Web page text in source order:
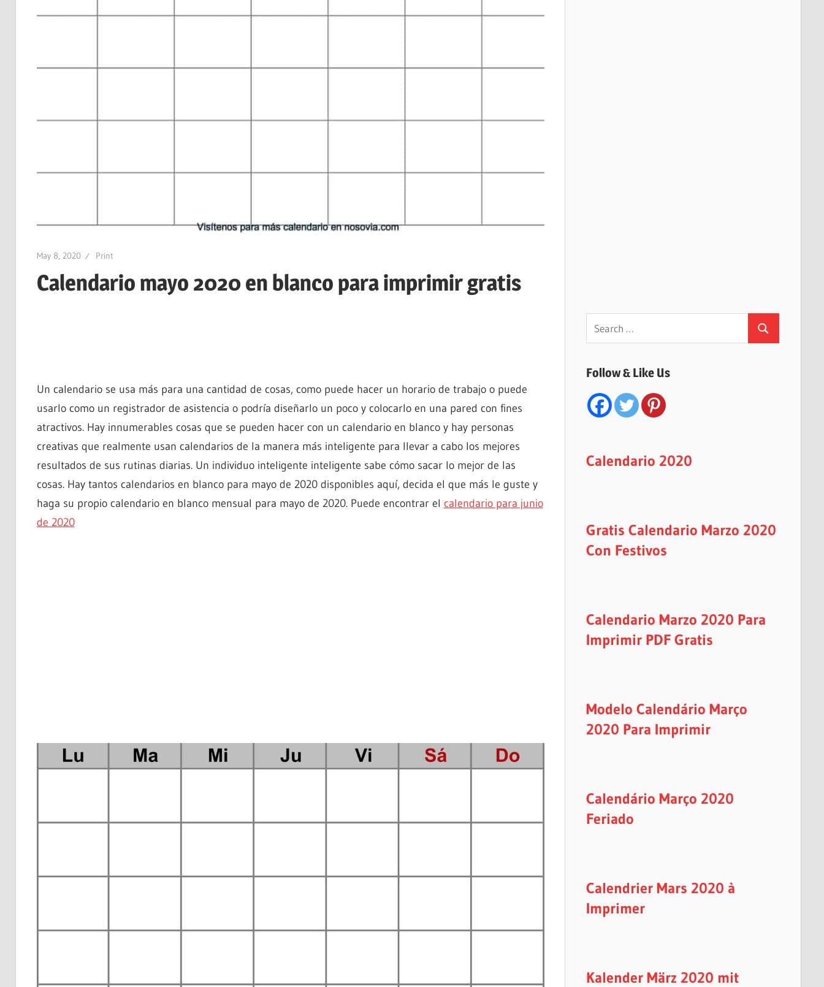
May 8, 2020 Print
Calendario mayo 2020 en blanco para imprimir gratis
Un calendario se usa más para una cantidad de cosas, como puede hacer un horario de trabajo o puede
usarlo como un registrador de asistencia o podría diseñarlo un poco y colocarlo en una pared con fines
atractivos. Hay innumerables cosas que se pueden hacer con un calendario en blanco y hay personas
creativas que realmente usan calendarios de la manera más inteligente para llevar a cabo los mejores
resultados de sus rutinas diarias. Un individuo inteligente inteligente sabe cómo sacar lo mejor de las
cosas. Hay tantos calendarios en blanco para mayo de 2020 disponibles aquí, decida el que más le guste y
haga su propio calendario en blanco mensual para mayo de 2020. Puede encontrar el calendario para junio
de 2020
Search
for:
Search
Follow & Like Us
Calendario 2020
Gratis Calendario Marzo 2020
Con Festivos
Calendario Marzo 2020 Para
Imprimir PDF Gratis
Modelo Calendário Março
2020 Para Imprimir
Calendário Março 2020
Feriado
Calendrier Mars 2020 à
Imprimer
Kalender März 2020 mit